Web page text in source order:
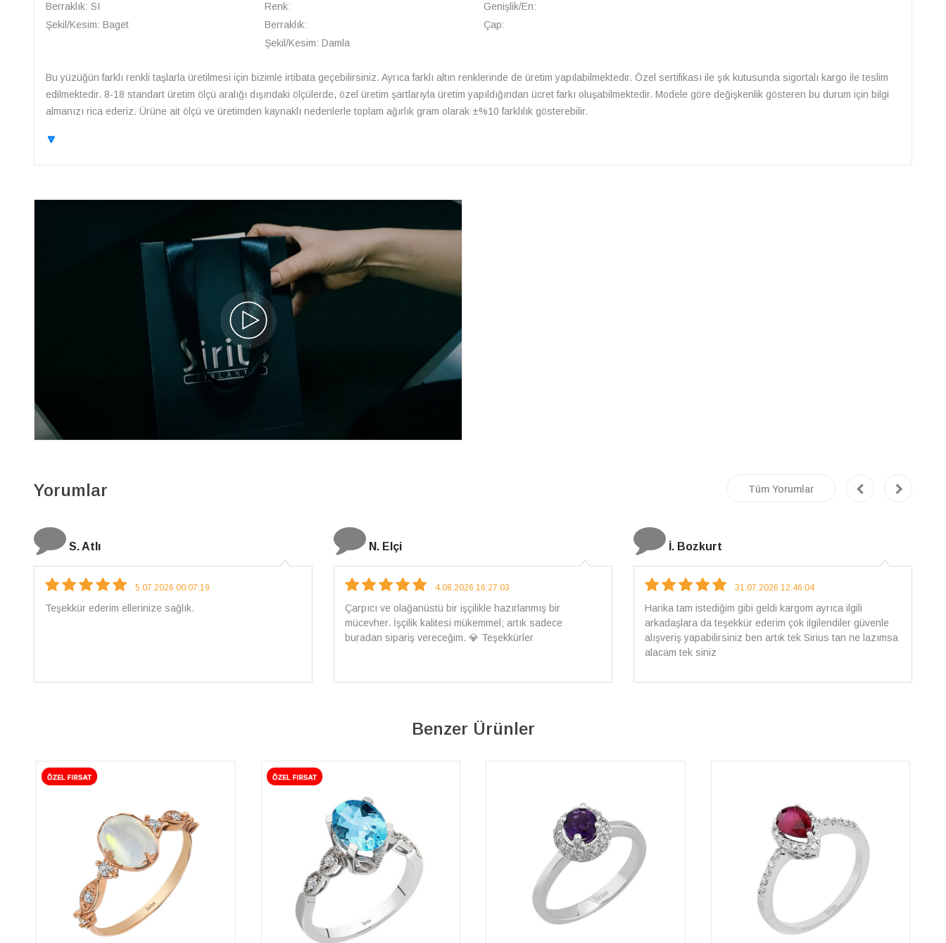
Berraklık: SI
Şekil/Kesim: Baget
Renk:
Berraklık:
Şekil/Kesim: Damla
Genişlik/En:
Çap:
Bu yüzüğün farklı renkli taşlarla üretilmesi için bizimle irtibata geçebilirsiniz. Ayrıca farklı altın renklerinde de üretim yapılabilmektedir. Özel sertifikası ile şık kutusunda sigortalı kargo ile teslim
edilmektedir. 8-18 standart üretim ölçü aralığı dışındaki ölçülerde, özel üretim şartlarıyla üretim yapıldığından ücret farkı oluşabilmektedir. Modele göre değişkenlik gösteren bu durum için bilgi
almanızı rica ederiz. Ürüne ait ölçü ve üretimden kaynaklı nedenlerle toplam ağırlık gram olarak ±%10 farklılık gösterebilir.
🔽
Yorumlar Tüm Yorumlar
N. Elçi
4.08.2026 16:27:03
Çarpıcı ve olağanüstü bir işçilikle hazırlanmış bir
İ. Bozkurt
31.07.2026 12:46:04
Harika tam istediğim gibi geldi kargom ayrıca ilgili
arkadaşlara da teşekkür ederim çok ilgilendiler güvenle
alışveriş yapabilirsiniz ben artık tek Sirius tan ne lazımsa
E.T
18.07.2026 12:38:01
Pirlantami teslim alana kadar tüm surecte bilgilendirildim,
güvenli bir alisveris oldu benim icin ve paketleme özenle
yapilmisti sorunsuz bir sekilde pirlantami takiyorum. Yeni
alisveris adresim artik belli.🤩 Tesekkurler Sirius
Benzer Ürünler